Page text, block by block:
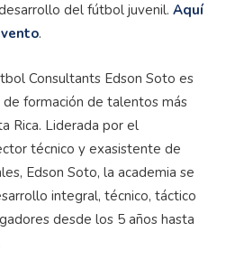
del fútbol juvenil. Aquí
.
Consultants Edson Soto es
de formación de talentos más
Rica. Liderada por el
técnico y exasistente de
Edson Soto, la academia se
integral, técnico, táctico
desde los 5 años hasta